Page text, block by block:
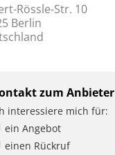
Rössle-Str. 10
Berlin
zum Anbieter
interessiere mich für:
ein Angebot
einen Rückruf